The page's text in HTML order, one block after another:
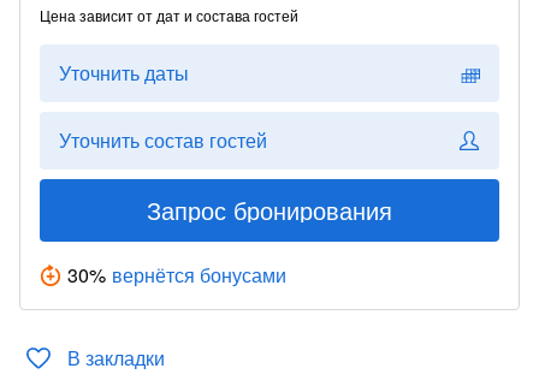
Цена зависит от дат и состава гостей
Уточнить даты
Уточнить состав гостей
Запрос бронирования
30% вернётся бонусами
В закладки